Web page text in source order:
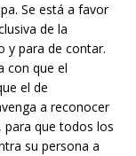
Se está a favor
de la
y para de contar.
con que el
el de
a reconocer
para que todos los
su persona a